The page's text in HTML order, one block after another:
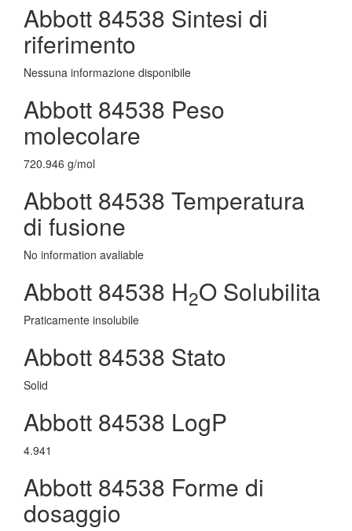
Abbott 84538 Sintesi di
riferimento
Nessuna informazione disponibile
Abbott 84538 Peso
molecolare
720.946 g/mol
Abbott 84538 Temperatura
di fusione
No information avaliable
Abbott 84538 H2O Solubilita
Praticamente insolubile
Abbott 84538 Stato
Solid
Abbott 84538 LogP
4.941
Abbott 84538 Forme di
dosaggio